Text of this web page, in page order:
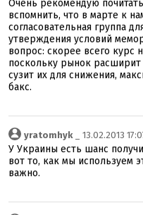
Очень рекомендую
вспомнить, что в марте к
согласовательная группа
утверждения условий
вопрос: скорее всего курс
поскольку рынок
сузит их для снижения,
бакс.
yratomhyk_ 13.02.2013
У Украины есть шанс
вот то, как мы используем
важно.